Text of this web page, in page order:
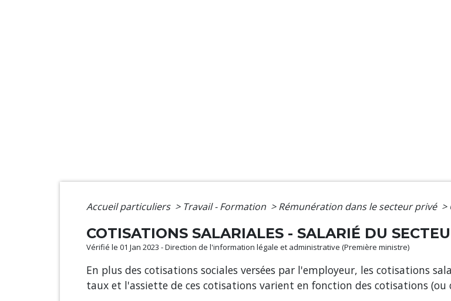
Accueil particuliers > Travail - Formation > Rémunération dans le secteur privé >
COTISATIONS SALARIALES - SALARIÉ DU
Vérifié le 01 Jan 2023 - Direction de l'information légale et administrative (Première ministre)
En plus des cotisations sociales versées par l'employeur, les cotisations
taux et l'assiette de ces cotisations varient en fonction des cotisations (ou